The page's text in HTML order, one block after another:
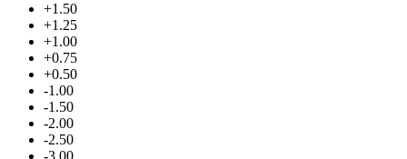
+1.50
+1.25
+1.00
+0.75
+0.50
-1.00
-1.50
-2.00
-2.50
-3.00